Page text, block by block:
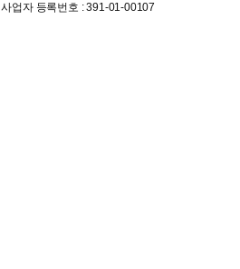
사업자 등록번호 : 391-01-00107